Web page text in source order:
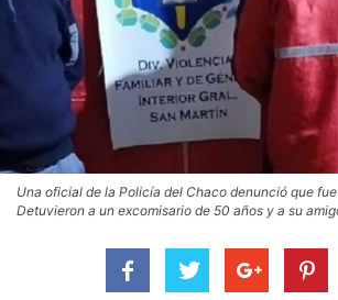
Una oficial de la Policía del Chaco denunció que
Detuvieron a un excomisario de 50 años y a su